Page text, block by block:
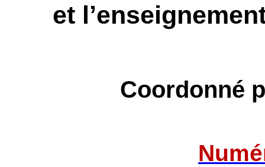
et
Coordonné